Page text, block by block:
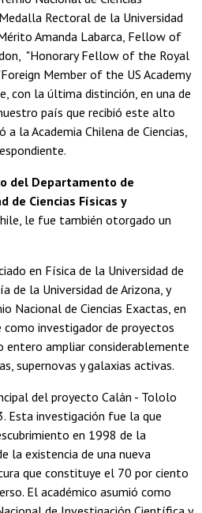
Rectoral de la Universidad
Amanda Labarca, Fellow of
"Honorary Fellow of the Royal
Member of the US Academy
con la última distinción, en una de
país que recibió este alto
a la Academia Chilena de Ciencias,
del Departamento de
de Ciencias Físicas y
le fue también otorgado un
en Física de la Universidad de
de la Universidad de Arizona, y
Nacional de Ciencias Exactas, en
investigador de proyectos
entero ampliar considerablemente
supernovas y galaxias activas.
del proyecto Calán - Tololo
Esta investigación fue la que
en 1998 de la
la existencia de una nueva
que constituye el 70 por ciento
El académico asumió como